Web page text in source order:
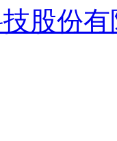
股份